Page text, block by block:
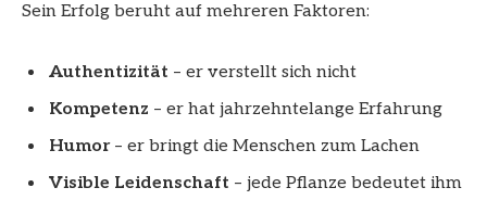
Sein Erfolg beruht auf mehreren Faktoren:
Authentizität – er verstellt sich nicht
Kompetenz – er hat jahrzehntelange Erfahrung
Humor– er bringt die Menschen zum Lachen
Visible Leidenschaft – jede Pflanze bedeutet ihm